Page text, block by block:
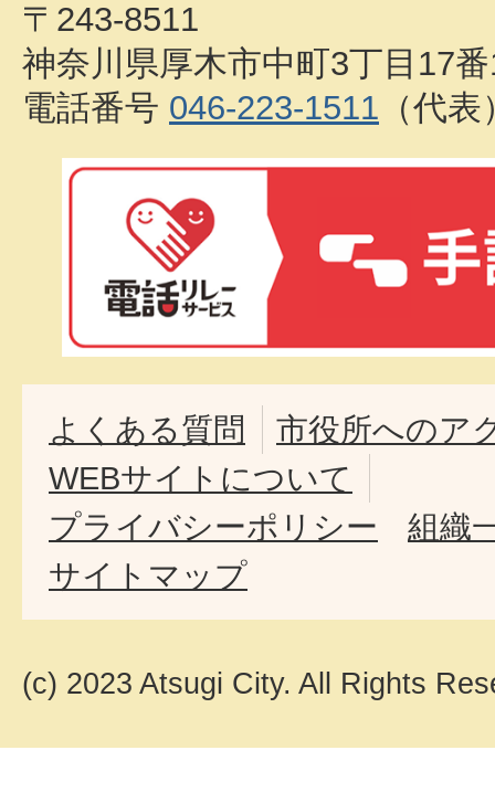
〒243-8511
神奈川県厚木市中町3丁目17
電話番号 046-223-1511 （代表
よくある質問
市役所へのア
WEBサイトについて
プライバシーポリシー
組織
サイトマップ
(c) 2023 Atsugi City. All Rights